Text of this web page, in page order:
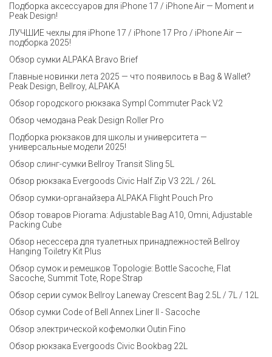
Подборка аксессуаров для iPhone 17 / iPhone Air — Moment и
Peak Design!
ЛУЧШИЕ чехлы для iPhone 17 / iPhone 17 Pro / iPhone Air —
подборка 2025!
Обзор сумки ALPAKA Bravo Brief
Главные новинки лета 2025 — что появилось в Bag & Wallet?
Peak Design, Bellroy, ALPAKA
Обзор городского рюкзака Sympl Commuter Pack V2
Обзор чемодана Peak Design Roller Pro
Подборка рюкзаков для школы и университета —
универсальные модели 2025!
Обзор слинг-сумки Bellroy Transit Sling 5L
Обзор рюкзака Evergoods Civic Half Zip V3 22L / 26L
Обзор сумки-органайзера ALPAKA Flight Pouch Pro
Обзор товаров Piorama: Adjustable Bag A10, Omni, Adjustable
Packing Cube
Обзор несессера для туалетных принадлежностей Bellroy
Hanging Toiletry Kit Plus
Обзор сумок и ремешков Topologie: Bottle Sacoche, Flat
Sacoche, Summit Tote, Rope Strap
Обзор серии сумок Bellroy Laneway Crescent Bag 2.5L / 7L / 12L
Обзор сумки Code of Bell Annex Liner II - Sacoche
Обзор электрической кофемолки Outin Fino
Обзор рюкзака Evergoods Civic Bookbag 22L